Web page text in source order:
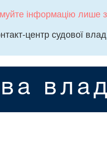
інформацію лише
центр судової